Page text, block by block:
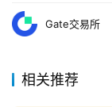
Gate交易所
相关推荐